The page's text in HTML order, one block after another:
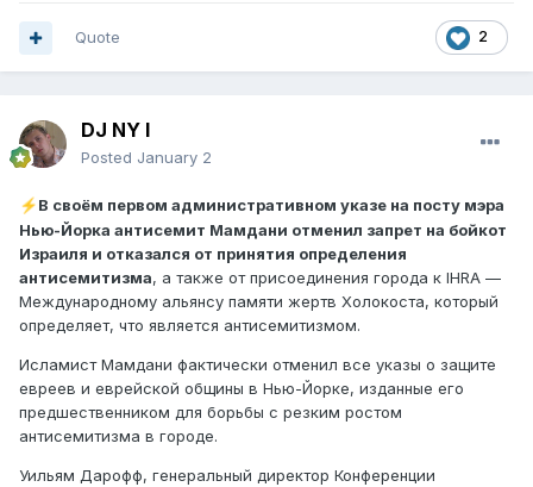
2
Quote
DJ NY I
Posted January 2
⚡ В своём первом административном указе на посту мэра
Нью-Йорка антисемит Мамдани отменил запрет на бойкот
Израиля и отказался от принятия определения
антисемитизма, а также от присоединения города к IHRA —
Международному альянсу памяти жертв Холокоста, который
определяет, что является антисемитизмом.
Исламист Мамдани фактически отменил все указы о защите
евреев и еврейской общины в Нью-Йорке, изданные его
предшественником для борьбы с резким ростом
антисемитизма в городе.
Уильям Дарофф, генеральный директор Конференции